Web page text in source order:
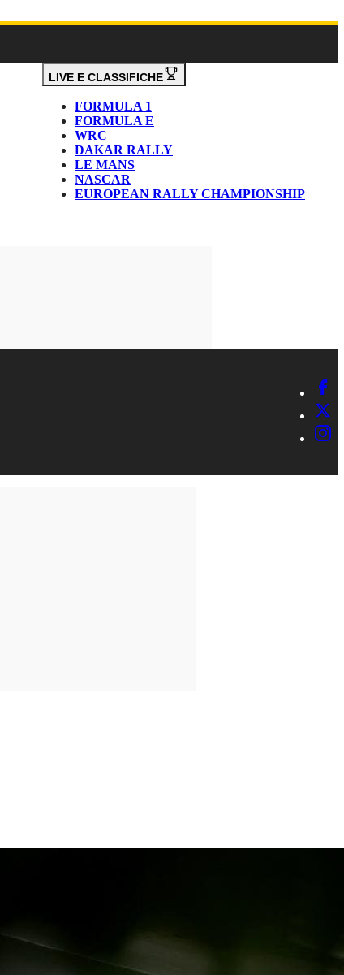
LIVE E CLASSIFICHE
FORMULA 1
FORMULA E
WRC
DAKAR RALLY
LE MANS
NASCAR
EUROPEAN RALLY CHAMPIONSHIP